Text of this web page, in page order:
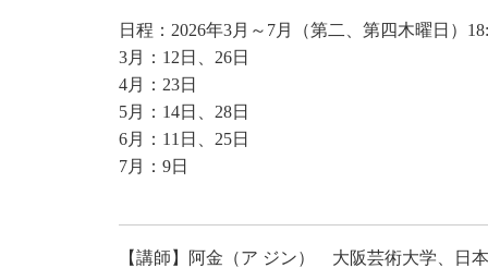
日程：2026年3月～7月（第二、第四木曜日）
3月：12日、26日
4月：23日
5月：14日、28日
6月：11日、25日
7月：9日
【講師】阿金（ア ジン） 大阪芸術大学、日